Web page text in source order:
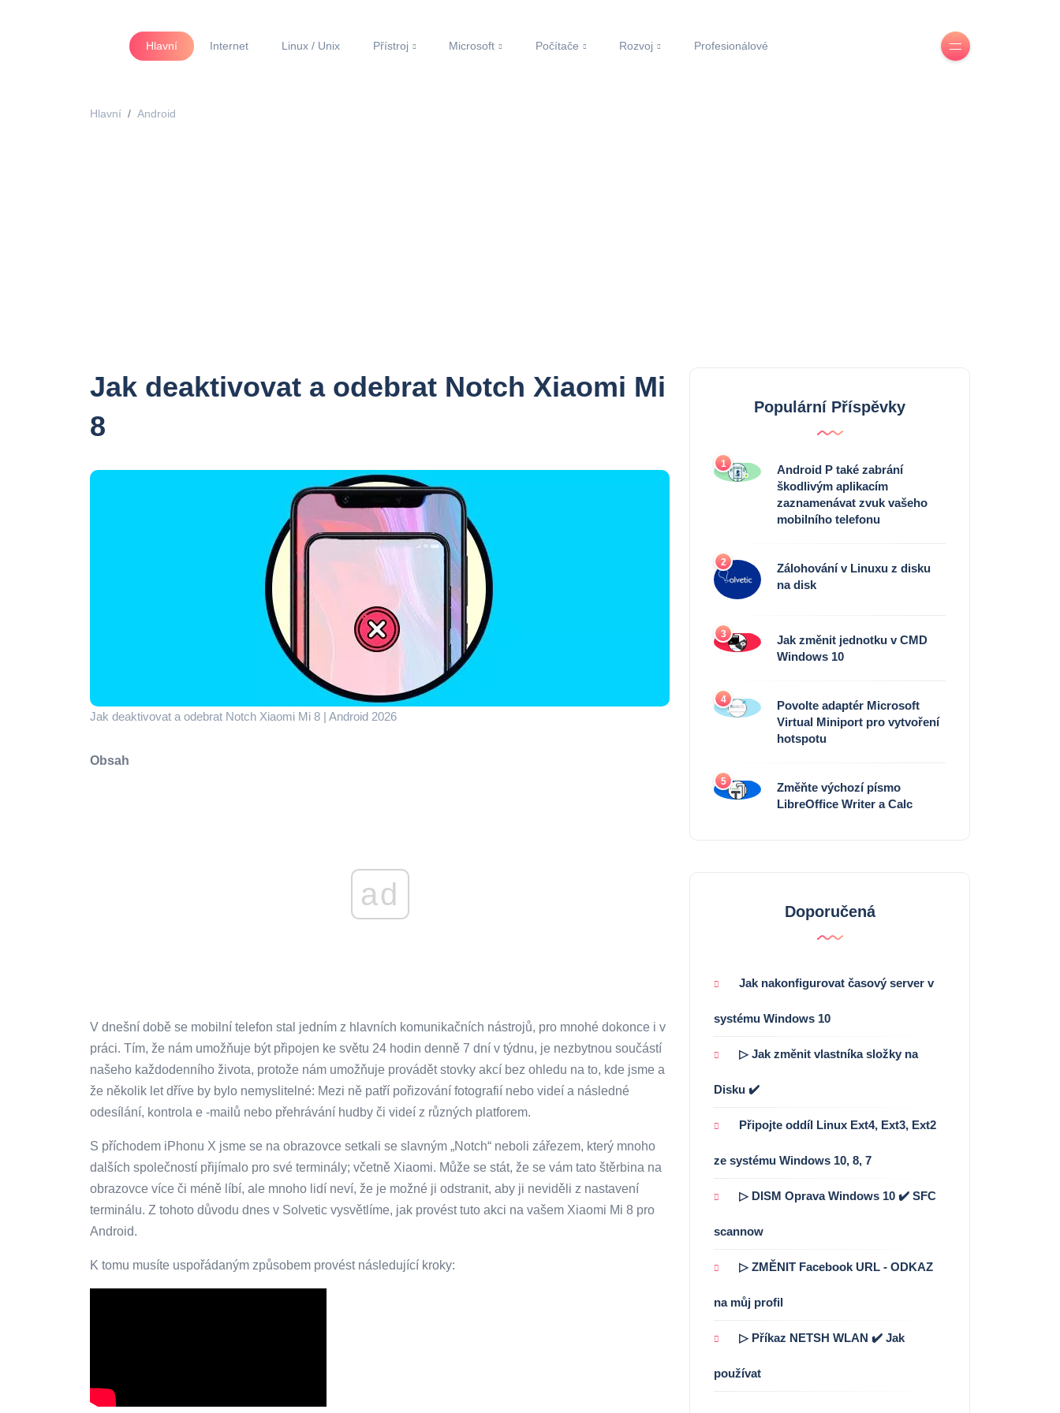
Hlavní Internet Linux / Unix Přístroj Microsoft Počítače Rozvoj Profesionálové
Hlavní Android
Jak deaktivovat a odebrat Notch Xiaomi Mi
8
Jak deaktivovat a odebrat Notch Xiaomi Mi 8 | Android 2026
Obsah
ad
V dnešní době se mobilní telefon stal jedním z hlavních komunikačních nástrojů, pro mnohé dokonce i v
práci. Tím, že nám umožňuje být připojen ke světu 24 hodin denně 7 dní v týdnu, je nezbytnou součástí
našeho každodenního života, protože nám umožňuje provádět stovky akcí bez ohledu na to, kde jsme a
že několik let dříve by bylo nemyslitelné: Mezi ně patří pořizování fotografií nebo videí a následné
odesílání, kontrola e -mailů nebo přehrávání hudby či videí z různých platforem.
S příchodem iPhonu X jsme se na obrazovce setkali se slavným „Notch“ neboli zářezem, který mnoho
dalších společností přijímalo pro své terminály; včetně Xiaomi. Může se stát, že se vám tato štěrbina na
obrazovce více či méně líbí, ale mnoho lidí neví, že je možné ji odstranit, aby ji neviděli z nastavení
terminálu. Z tohoto důvodu dnes v Solvetic vysvětlíme, jak provést tuto akci na vašem Xiaomi Mi 8 pro
Android.
K tomu musíte uspořádaným způsobem provést následující kroky:
Populární Příspěvky
1
Android P také zabrání
škodlivým aplikacím
zaznamenávat zvuk vašeho
mobilního telefonu
2
Zálohování v Linuxu z disku
na disk
3
Jak změnit jednotku v CMD
Windows 10
4
Povolte adaptér Microsoft
Virtual Miniport pro vytvoření
hotspotu
5
Změňte výchozí písmo
LibreOffice Writer a Calc
Doporučená
Jak nakonfigurovat časový server v
systému Windows 10
▷ Jak změnit vlastníka složky na
Disku ✔️
Připojte oddíl Linux Ext4, Ext3, Ext2
ze systému Windows 10, 8, 7
▷ DISM Oprava Windows 10 ✔️ SFC
scannow
▷ ZMĚNIT Facebook URL - ODKAZ
na můj profil
▷ Příkaz NETSH WLAN ✔️ Jak
používat